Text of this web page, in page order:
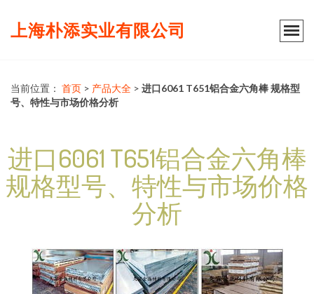
上海朴添实业有限公司
当前位置： 首页 > 产品大全 > 进口6061 T651铝合金六角棒 规格型
号、特性与市场价格分析
进口6061 T651铝合金六角棒
规格型号、特性与市场价格
分析